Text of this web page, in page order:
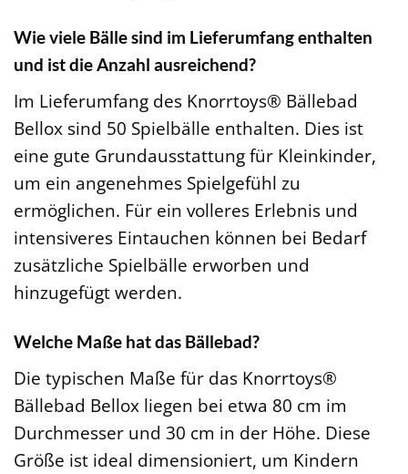
Wie viele Bälle sind im Lieferumfang enthalten
und ist die Anzahl ausreichend?
Im Lieferumfang des Knorrtoys® Bällebad
Bellox sind 50 Spielbälle enthalten. Dies ist
eine gute Grundausstattung für Kleinkinder,
um ein angenehmes Spielgefühl zu
ermöglichen. Für ein volleres Erlebnis und
intensiveres Eintauchen können bei Bedarf
zusätzliche Spielbälle erworben und
hinzugefügt werden.
Welche Maße hat das Bällebad?
Die typischen Maße für das Knorrtoys®
Bällebad Bellox liegen bei etwa 80 cm im
Durchmesser und 30 cm in der Höhe. Diese
Größe ist ideal dimensioniert, um Kindern